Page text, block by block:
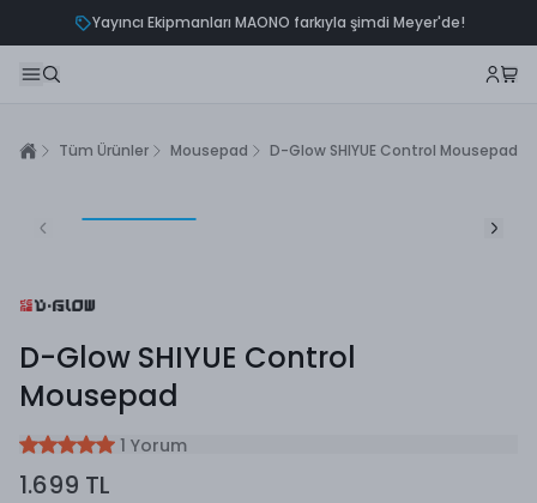
Yayıncı Ekipmanları MAONO farkıyla şimdi Meyer'de!
Tüm Ürünler Mousepad D-Glow SHIYUE Control Mousepad
D-Glow SHIYUE Control
Mousepad
1 Yorum
1.699 TL